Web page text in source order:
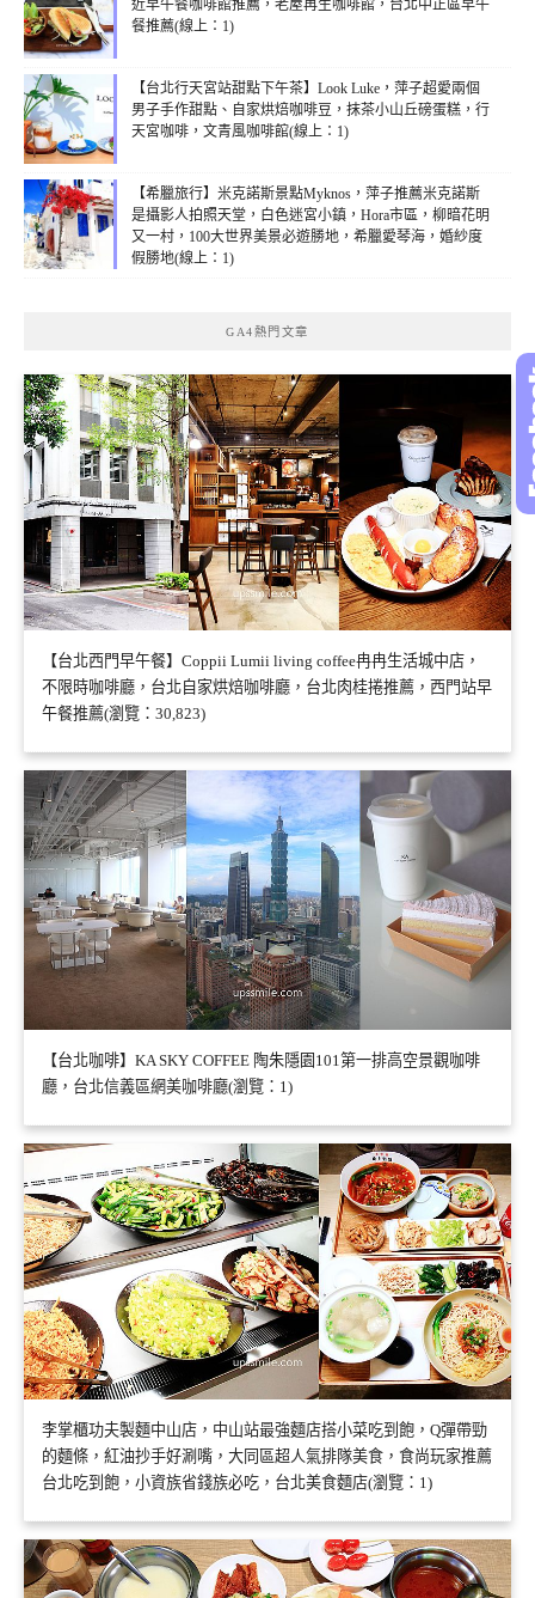
近早午餐咖啡館推薦，老屋再生咖啡館，台北中正區早午
餐推薦(線上：1)
【台北行天宮站甜點下午茶】Look Luke，萍子超愛兩個
男子手作甜點、自家烘焙咖啡豆，抹茶小山丘磅蛋糕，行
天宮咖啡，文青風咖啡館(線上：1)
【希臘旅行】米克諾斯景點Myknos，萍子推薦米克諾斯
是攝影人拍照天堂，白色迷宮小鎮，Hora市區，柳暗花明
又一村，100大世界美景必遊勝地，希臘愛琴海，婚紗度
假勝地(線上：1)
GA4熱門文章
【台北西門早午餐】Coppii Lumii living coffee冉冉生活城中店，
不限時咖啡廳，台北自家烘焙咖啡廳，台北肉桂捲推薦，西門站早
午餐推薦(瀏覽：30,823)
【台北咖啡】KA SKY COFFEE 陶朱隱園101第一排高空景觀咖啡
廳，台北信義區網美咖啡廳(瀏覽：1)
李掌櫃功夫製麵中山店，中山站最強麵店搭小菜吃到飽，Q彈帶勁
的麵條，紅油抄手好涮嘴，大同區超人氣排隊美食，食尚玩家推薦
台北吃到飽，小資族省錢族必吃，台北美食麵店(瀏覽：1)